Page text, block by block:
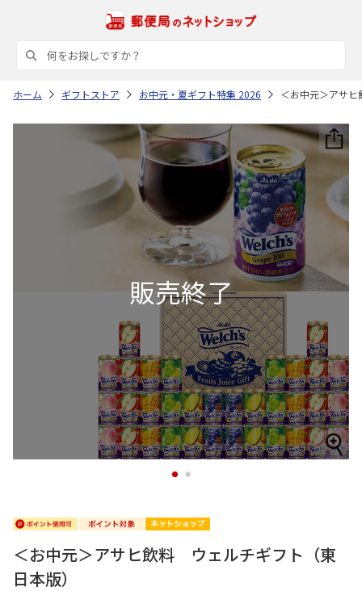
ホーム ギフトストア お中元・夏ギフト特集 2026 ＜お中元＞アサ
1 2
＜お中元＞アサヒ飲料 ウェルチギフト（東
日本版）